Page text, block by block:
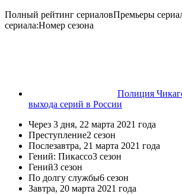
Полный рейтинг сериаловПремьеры
сериала:Номер сезона
Полиция
выхода серий в России
Через 3 дня, 22 марта 2021 года
Преступление2 сезон
Послезавтра, 21 марта 2021 года
Гений: Пикассо3 сезон
Гений3 сезон
По долгу службы6 сезон
Завтра, 20 марта 2021 года